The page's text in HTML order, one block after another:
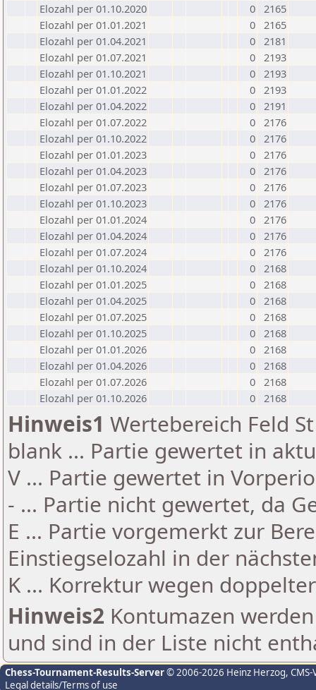
Elozahl per 01.10.2020
0 2165
Elozahl per 01.01.2021
0 2165
Elozahl per 01.04.2021
0 2181
Elozahl per 01.07.2021
0 2193
Elozahl per 01.10.2021
0 2193
Elozahl per 01.01.2022
0 2193
Elozahl per 01.04.2022
0 2191
Elozahl per 01.07.2022
0 2176
Elozahl per 01.10.2022
0 2176
Elozahl per 01.01.2023
0 2176
Elozahl per 01.04.2023
0 2176
Elozahl per 01.07.2023
0 2176
Elozahl per 01.10.2023
0 2176
Elozahl per 01.01.2024
0 2176
Elozahl per 01.04.2024
0 2176
Elozahl per 01.07.2024
0 2176
Elozahl per 01.10.2024
0 2168
Elozahl per 01.01.2025
0 2168
Elozahl per 01.04.2025
0 2168
Elozahl per 01.07.2025
0 2168
Elozahl per 01.10.2025
0 2168
Elozahl per 01.01.2026
0 2168
Elozahl per 01.04.2026
0 2168
Elozahl per 01.07.2026
0 2168
Elozahl per 01.10.2026
0 2168
Hinweis1 Wertebereich Feld
blank ... Partie gewertet in
V ... Partie gewertet in
- ... Partie nicht gewertet, da
E ... Partie vorgemerkt zur
Einstiegselozahl in der
K ... Korrektur wegen
Hinweis2 Kontumazen
und sind in der Liste nicht
Chess-Tournament-Results-Server© 2006-2026 Heinz Herzog,
Legal details/Terms of use